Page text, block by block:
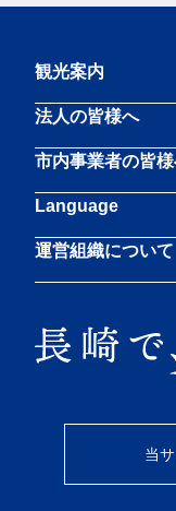
観光案内
法人の皆様へ
市内事業者の皆
Language
運営組織について
当